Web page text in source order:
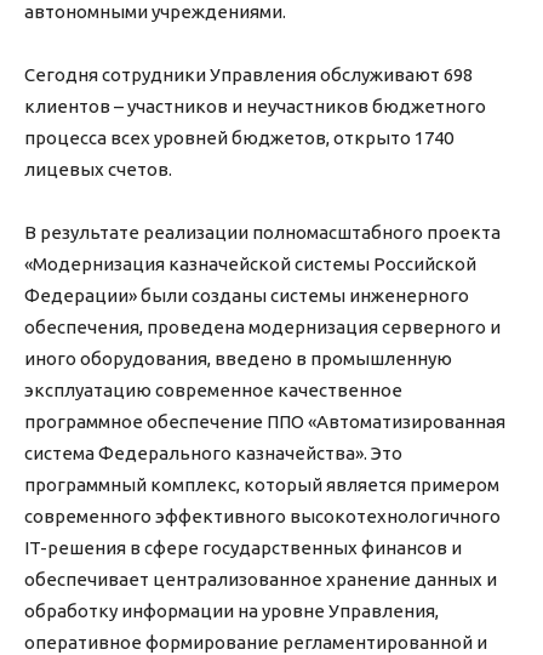
автономными учреждениями.
Сегодня сотрудники Управления обслуживают 698
клиентов – участников и неучастников бюджетного
процесса всех уровней бюджетов, открыто 1740
лицевых счетов.
В результате реализации полномасштабного проекта
«Модернизация казначейской системы Российской
Федерации» были созданы системы инженерного
обеспечения, проведена модернизация серверного и
иного оборудования, введено в промышленную
эксплуатацию современное качественное
программное обеспечение ППО «Автоматизированная
система Федерального казначейства». Это
программный комплекс, который является примером
современного эффективного высокотехнологичного
IT-решения в сфере государственных финансов и
обеспечивает централизованное хранение данных и
обработку информации на уровне Управления,
оперативное формирование регламентированной и